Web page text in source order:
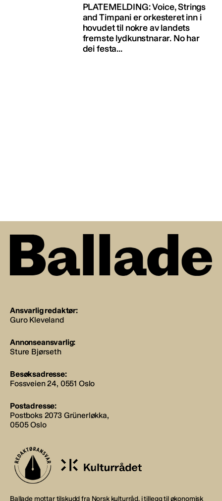
PLATEMELDING: Voice, Strings
and Timpani er orkesteret inn i
hovudet til nokre av landets
fremste lydkunstnarar. No har
dei festa...
Ansvarlig redaktør:
Guro Kleveland
Annonseansvarlig:
Sture Bjørseth
Besøksadresse:
Fossveien 24, 0551 Oslo
Postadresse:
Postboks 2073 Grünerløkka,
0505 Oslo
Ballade mottar tilskudd fra Norsk kulturråd, i tillegg til økonomisk